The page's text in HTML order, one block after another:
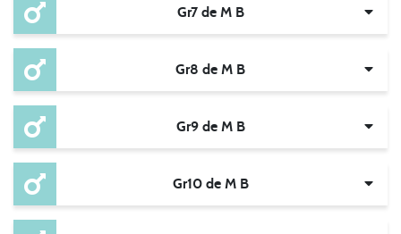
Gr7 de M B
Gr8 de M B
Gr9 de M B
Gr10 de M B